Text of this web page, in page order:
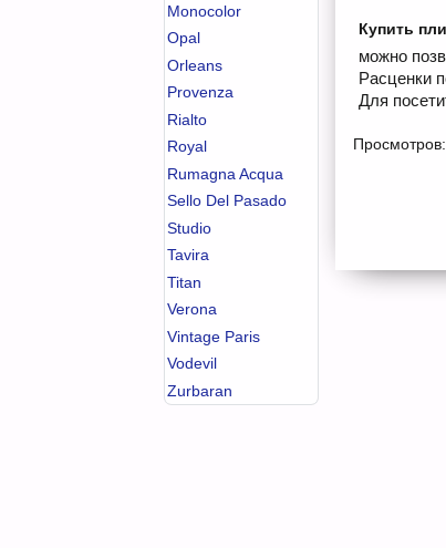
Monocolor
Opal
Orleans
Provenza
Rialto
Royal
Rumagna Acqua
Sello Del Pasado
Studio
Tavira
Titan
Verona
Vintage Paris
Vodevil
Zurbaran
Купить
можно
Расценки
Для